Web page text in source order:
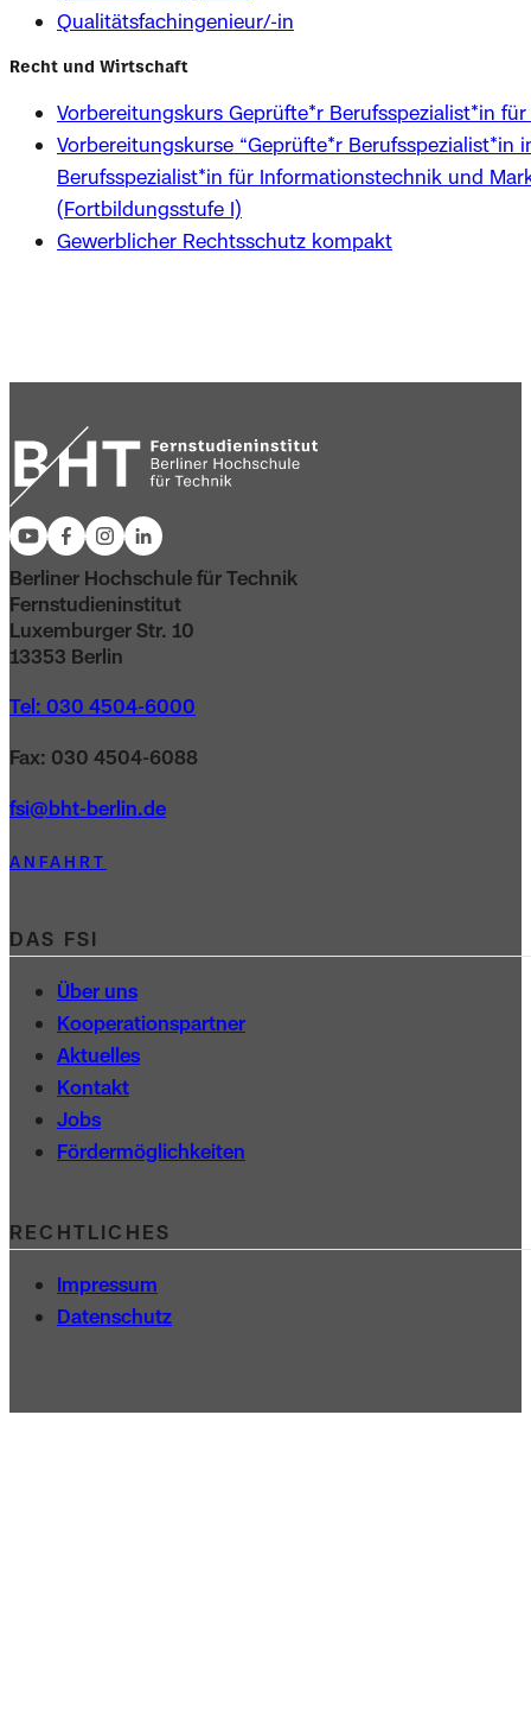
Qualitätsfachingenieur/-in
Recht und Wirtschaft
Vorbereitungskurs Geprüfte*r Berufsspezialist*in
Vorbereitungskurse “Geprüfte*r Berufsspezialist*in
Berufsspezialist*in für Informationstechnik und
(Fortbildungsstufe I)
Gewerblicher Rechtsschutz kompakt
Berliner Hochschule für Technik
Fernstudieninstitut
Luxemburger Str. 10
13353 Berlin
Tel: 030 4504-6000
Fax: 030 4504-6088
fsi@bht-berlin.de
ANFAHRT
DAS FSI
Über uns
Kooperations­partner
Aktuelles
Kontakt
Jobs
Förder­möglichkeiten
RECHTLICHES
Impressum
Datenschutz